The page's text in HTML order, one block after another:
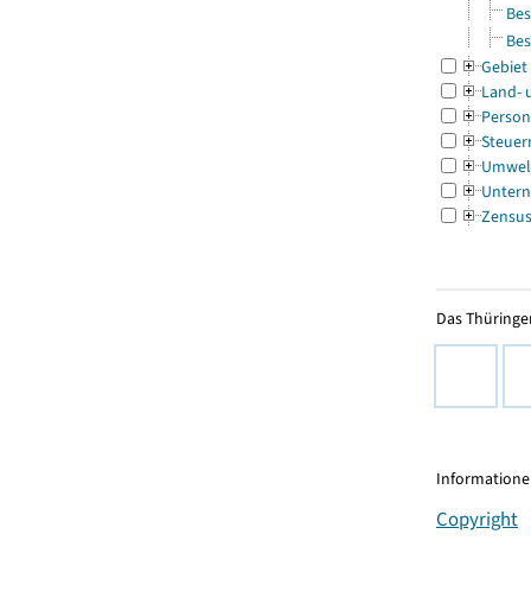
Gebiet
Land-
Zensus
Das
Copyright